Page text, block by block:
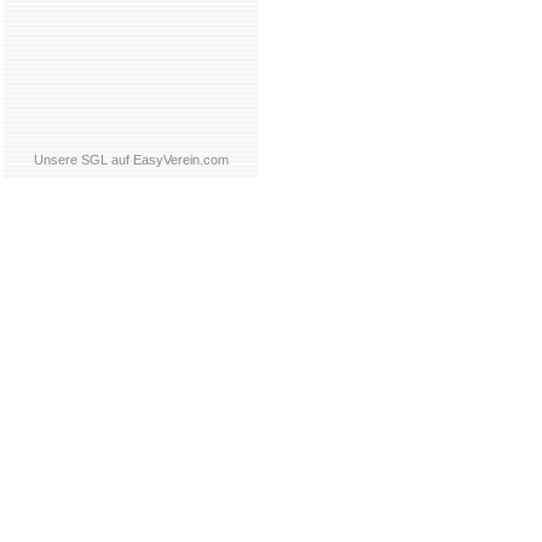
Unsere SGL auf EasyVerein.com